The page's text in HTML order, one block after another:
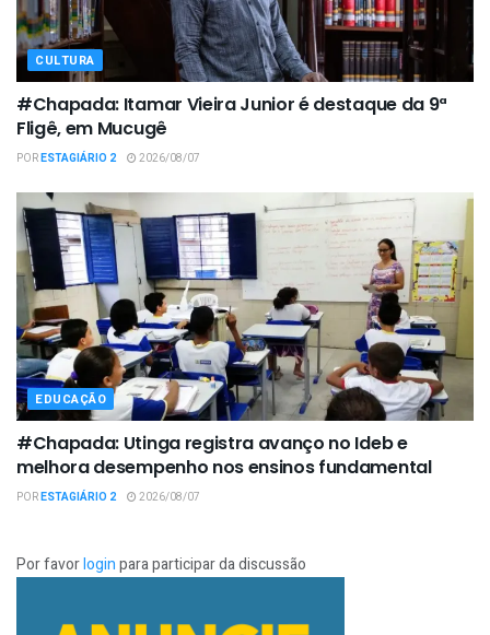
CULTURA
#Chapada: Itamar Vieira Junior é destaque da 9ª
Fligê, em Mucugê
PORESTAGIÁRIO 2 2026/08/07
EDUCAÇÃO
#Chapada: Utinga registra avanço no Ideb e
melhora desempenho nos ensinos fundamental
PORESTAGIÁRIO 2 2026/08/07
Por favorloginpara participar da discussão